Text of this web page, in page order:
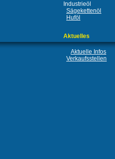
Industrieöl
Sägekettenöl
Huföl
Aktuelles
Aktuelle Infos
Verkaufsstellen